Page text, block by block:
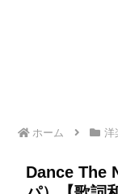
ホーム 洋
Dance The